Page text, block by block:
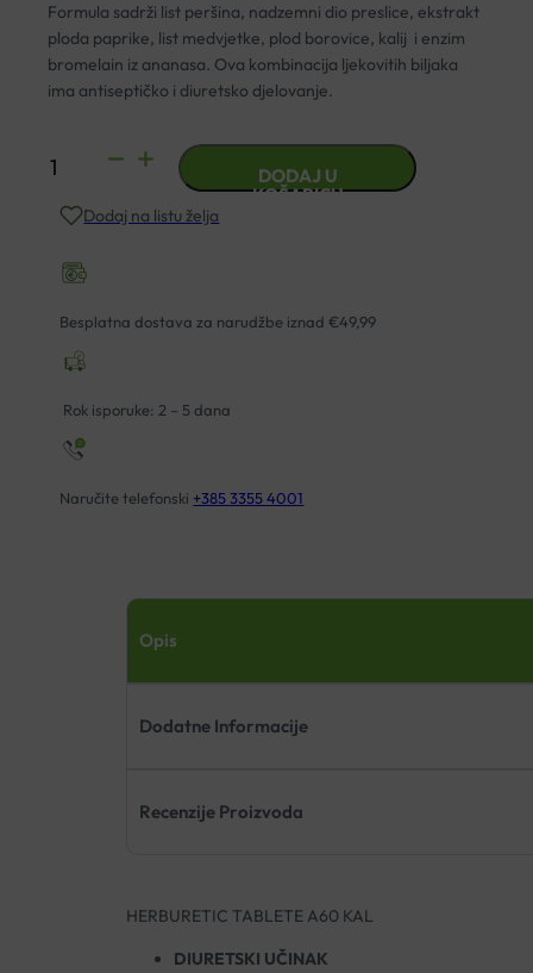
Formula sadrži list peršina, nadzemni dio preslice, ekstrakt
ploda paprike, list medvjetke, plod borovice, kalij i enzim
bromelain iz ananasa. Ova kombinacija ljekovitih biljaka
ima antiseptičko i diuretsko djelovanje.
HERBURETIC
A60
količina
DODAJ U
KOŠARICU
Dodaj na listu želja
Besplatna dostava za narudžbe iznad €49,99
Rok isporuke: 2 – 5 dana
Naručite telefonski +385 3355 4001
Opis
Dodatne Informacije
Recenzije Proizvoda
HERBURETIC TABLETE A60 KAL
DIURETSKI UČINAK